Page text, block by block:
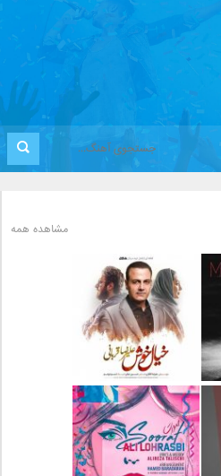
مشاهده همه
دانلود آهنگ جدید علیرضا
قربانی بنام خیال خوش